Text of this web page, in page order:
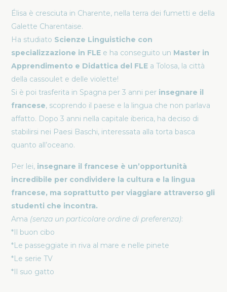
Élisa è cresciuta in Charente, nella terra dei fumetti e della
Galette Charentaise.
Ha studiato Scienze Linguistiche con
specializzazione in FLE e ha conseguito un Master in
Apprendimento e Didattica del FLE a Tolosa, la città
della cassoulet e delle violette!
Si è poi trasferita in Spagna per 3 anni per insegnare il
francese, scoprendo il paese e la lingua che non parlava
affatto. Dopo 3 anni nella capitale iberica, ha deciso di
stabilirsi nei Paesi Baschi, interessata alla torta basca
quanto all’oceano.
Per lei, insegnare il francese è un’opportunità
incredibile per condividere la cultura e la lingua
francese, ma soprattutto per viaggiare attraverso gli
studenti che incontra.
Ama (senza un particolare ordine di preferenza):
*Il buon cibo
*Le passeggiate in riva al mare e nelle pinete
*Le serie TV
*Il suo gatto